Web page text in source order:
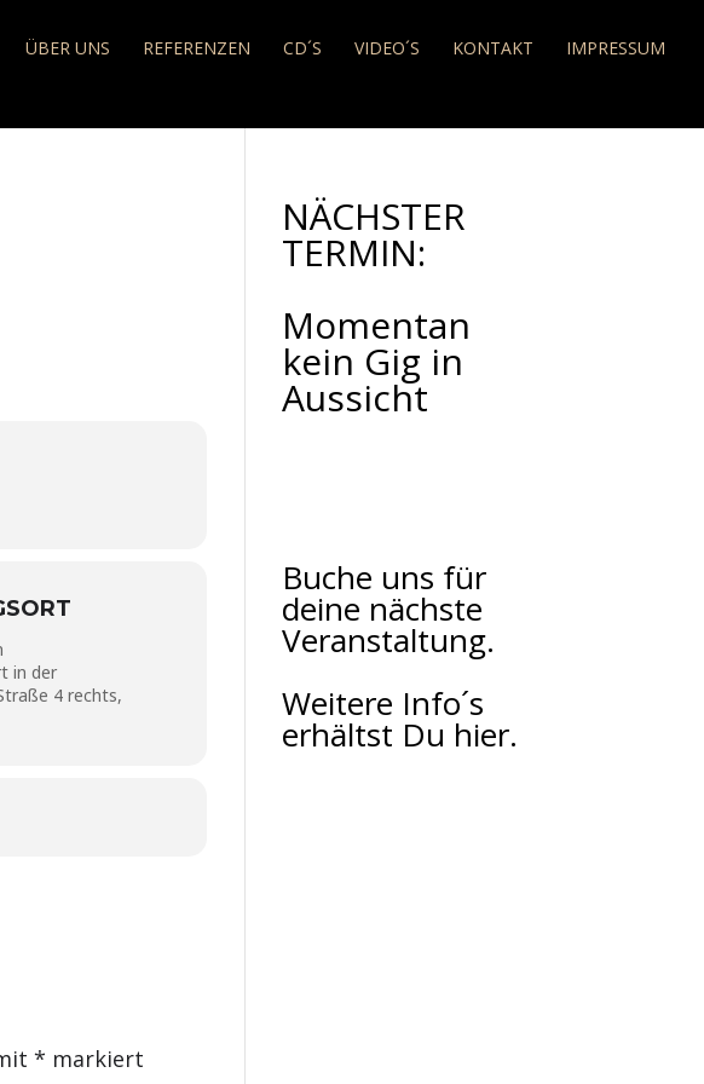
ÜBER UNS REFERENZEN CD´S VIDEO´S KONTAKT IMPRESSUM
in der
4 rechts,
* markiert
NÄCHSTER
TERMIN:
Momentan
kein Gig in
Aussicht
Buche uns für
deine nächste
Veranstaltung.
Weitere Info´s
erhältst Du hier.